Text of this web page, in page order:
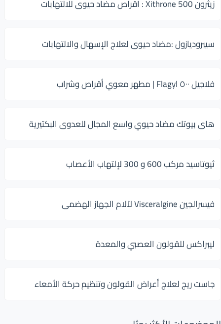
زيثرون 500 Xithrone : اقراص مضاد حيوى للالتهابات
سيبروديازول :مضاد حيوى لعلاج الإسهال والالتهابات
فلاجيل ٥٠٠ Flagyl | مطهر معوي أقراص وشراب
هاى بيوتك مضاد حيوي واسع المجال للعدوى البكتيرية
ثيوتاسيد مركب 600 و 300 لإلتهاب الأعصاب
فيسرالجين Visceralgine لآلام الجهاز الهضمى
ليبراكس للقولون العصبي والمعدة
جاست ريج لعلاج أعراض القولون وتنظيم حركة الأمعاء